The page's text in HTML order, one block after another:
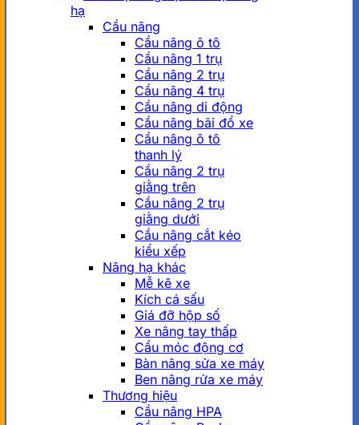
hạ
Cầu nâng
Cầu nâng ô tô
Cầu nâng 1 trụ
Cầu nâng 2 trụ
Cầu nâng 4 trụ
Cầu nâng di động
Cầu nâng bãi đổ xe
Cầu nâng ô tô
thanh lý
Cầu nâng 2 trụ
giằng trên
Cầu nâng 2 trụ
giằng dưới
Cầu nâng cắt kéo
kiểu xếp
Nâng hạ khác
Mễ kê xe
Kích cá sấu
Giá đỡ hộp số
Xe nâng tay thấp
Cẩu móc động cơ
Bàn nâng sửa xe máy
Ben nâng rửa xe máy
Thương hiệu
Cầu nâng HPA